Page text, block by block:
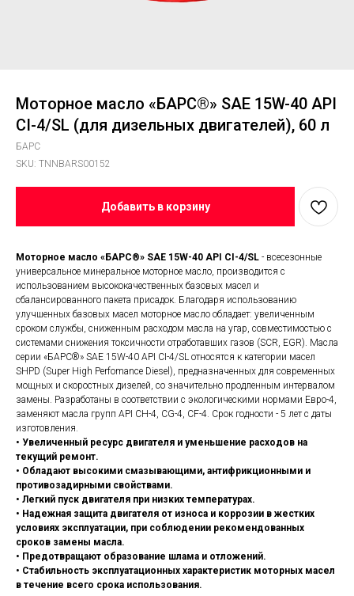
Моторное масло «БАРС®» SAE 15W-40 API
CI-4/SL (для дизельных двигателей), 60 л
БАРС
SKU: TNNBARS00152
Добавить в корзину
Моторное масло «БАРС®» SAE 15W-40 API CI-4/SL - всесезонные
универсальное минеральное моторное масло, производится с
использованием высококачественных базовых масел и
сбалансированного пакета присадок. Благодаря использованию
улучшенных базовых масел моторное масло обладает: увеличенным
сроком службы, сниженным расходом масла на угар, совместимостью с
системами снижения токсичности отработавших газов (SCR, EGR). Масла
серии «БАРС®» SAE 15W-40 API CI-4/SL относятся к категории масел
SHPD (Super High Perfomance Diesel), предназначенных для современных
мощных и скоростных дизелей, со значительно продленным интервалом
замены. Разработаны в соответствии с экологическими нормами Евро-4,
заменяют масла групп API CH-4, CG-4, CF-4. Срок годности - 5 лет с даты
изготовления.
• Увеличенный ресурс двигателя и уменьшение расходов на
текущий ремонт.
• Обладают высокими смазывающими, антифрикционными и
противозадирными свойствами.
• Легкий пуск двигателя при низких температурах.
• Надежная защита двигателя от износа и коррозии в жестких
условиях эксплуатации, при соблюдении рекомендованных
сроков замены масла.
• Предотвращают образование шлама и отложений.
• Стабильность эксплуатационных характеристик моторных масел
в течение всего срока использования.